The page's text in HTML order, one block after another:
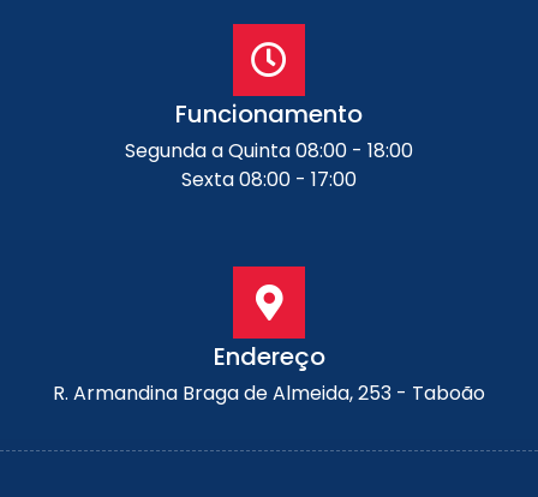
Funcionamento
Segunda a Quinta 08:00 - 18:00
Sexta 08:00 - 17:00
Endereço
R. Armandina Braga de Almeida, 253 - Taboão